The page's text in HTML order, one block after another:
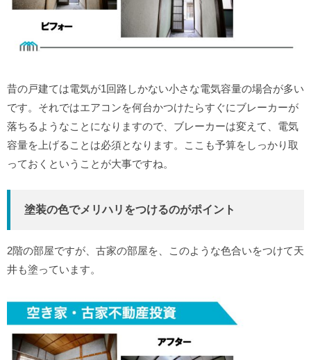
昔の戸建ては電気が1回路しかない小さな電気容量の場合が多い
です。それではエアコンを何台かつけたらすぐにブレーカーが
落ちるようなことになりますので、ブレーカーは変えて、電気
容量を上げることは必須となります。ここも予算をしっかり取
っておくということが大事ですね。
塗装の色でメリハリをつけるのがポイント
2階の部屋ですが、古家の部屋を、このような色合いをつけて天
井も塗っています。